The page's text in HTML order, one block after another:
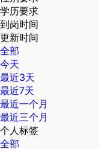
学历要求
到岗时间
更新时间
全部
今天
最近3天
最近7天
最近一个月
最近三个月
个人标签
全部